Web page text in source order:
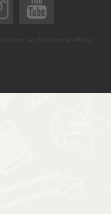
ve Geliştirme eKare